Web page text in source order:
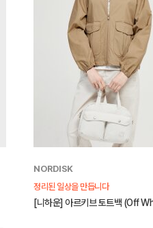
NORDISK
정리된 일상을 만듭니다
[니하운] 아르키브 토트백 (Off